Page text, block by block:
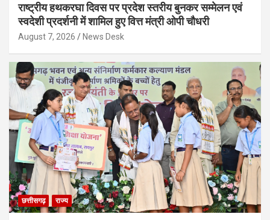
राष्ट्रीय हथकरघा दिवस पर प्रदेश स्तरीय बुनकर सम्मेलन एवं
स्वदेशी प्रदर्शनी में शामिल हुए वित्त मंत्री ओपी चौधरी
August 7, 2026 News Desk
छत्तीसगढ़ राज्य